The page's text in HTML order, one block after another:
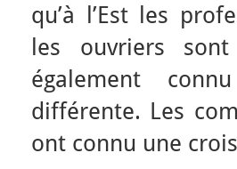
qu’à l’Est les
les ouvriers
également
différente. Les
ont connu une